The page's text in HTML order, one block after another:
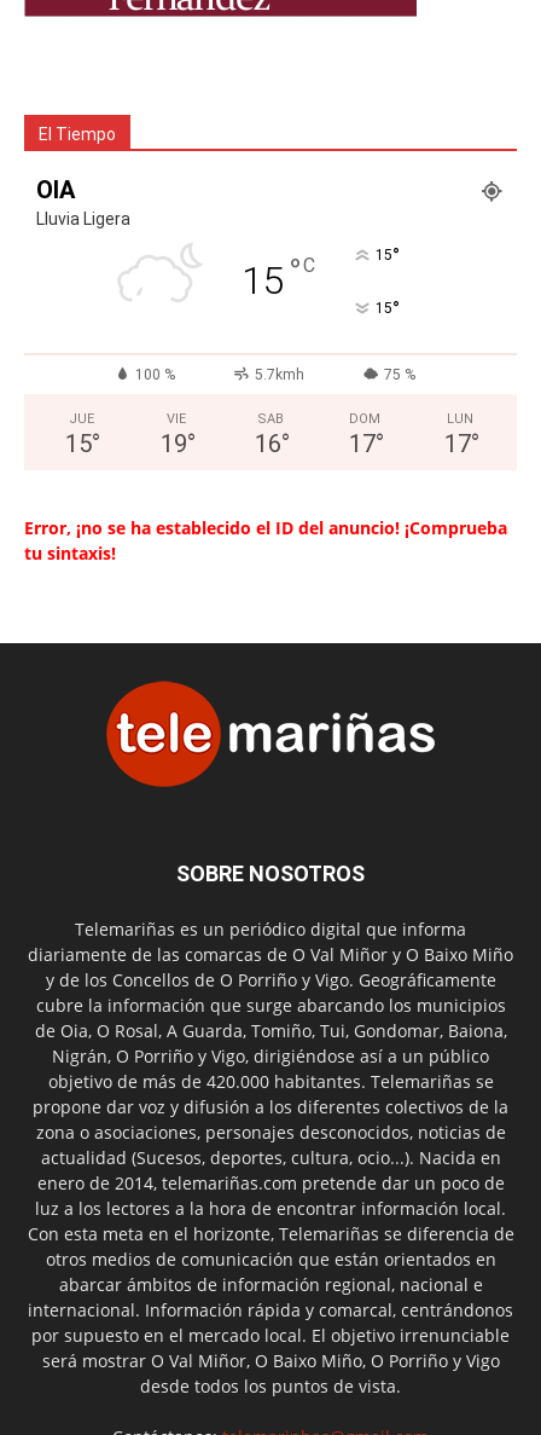
El Tiempo
OIA
Lluvia Ligera
15 °C 15°
15°
100 % 5.7kmh 75 %
JUE
15°
VIE
19°
SAB
16°
DOM
17°
LUN
17°
Error, ¡no se ha establecido el ID del anuncio! ¡Comprueba
tu sintaxis!
SOBRE NOSOTROS
Telemariñas es un periódico digital que informa
diariamente de las comarcas de O Val Miñor y O Baixo Miño
y de los Concellos de O Porriño y Vigo. Geográficamente
cubre la información que surge abarcando los municipios
de Oia, O Rosal, A Guarda, Tomiño, Tui, Gondomar, Baiona,
Nigrán, O Porriño y Vigo, dirigiéndose así a un público
objetivo de más de 420.000 habitantes. Telemariñas se
propone dar voz y difusión a los diferentes colectivos de la
zona o asociaciones, personajes desconocidos, noticias de
actualidad (Sucesos, deportes, cultura, ocio...). Nacida en
enero de 2014, telemariñas.com pretende dar un poco de
luz a los lectores a la hora de encontrar información local.
Con esta meta en el horizonte, Telemariñas se diferencia de
otros medios de comunicación que están orientados en
abarcar ámbitos de información regional, nacional e
internacional. Información rápida y comarcal, centrándonos
por supuesto en el mercado local. El objetivo irrenunciable
será mostrar O Val Miñor, O Baixo Miño, O Porriño y Vigo
desde todos los puntos de vista.